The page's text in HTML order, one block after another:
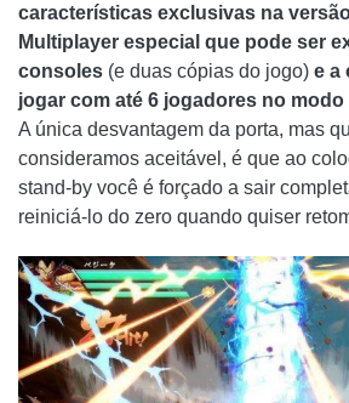
características exclusivas na
Multiplayer especial que pode ser
consoles (e duas cópias do jogo) e a
jogar com até 6 jogadores no
A única desvantagem da porta, mas
consideramos aceitável, é que ao
stand-by você é forçado a sair
reiniciá-lo do zero quando quiser